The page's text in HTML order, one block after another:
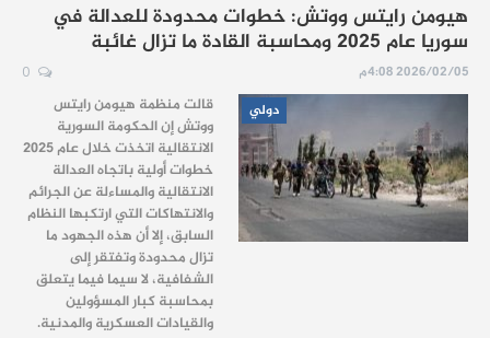
هيومن رايتس ووتش: خطوات محدودة للعدالة في
سوريا عام 2025 ومحاسبة القادة ما تزال غائبة
2026/02/05 4:08م
دولي
قالت منظمة هيومن رايتس
ووتش إن الحكومة السورية
الانتقالية اتخذت خلال عام 2025
خطوات أولية باتجاه العدالة
الانتقالية والمساءلة عن الجرائم
والانتهاكات التي ارتكبها النظام
السابق، إلا أن هذه الجهود ما
تزال محدودة وتفتقر إلى
الشفافية، لا سيما فيما يتعلق
بمحاسبة كبار المسؤولين
والقيادات العسكرية والمدنية.